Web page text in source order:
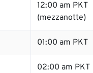
12:00 am PKT
(mezzanotte)
01:00 am PKT
02:00 am PKT